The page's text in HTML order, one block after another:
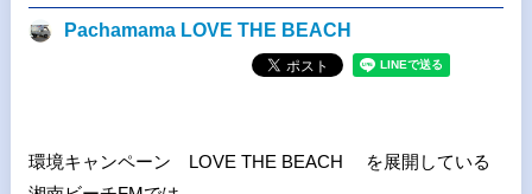
Pachamama LOVE THE BEACH
環境キャンペーン LOVE THE BEACH を展開している